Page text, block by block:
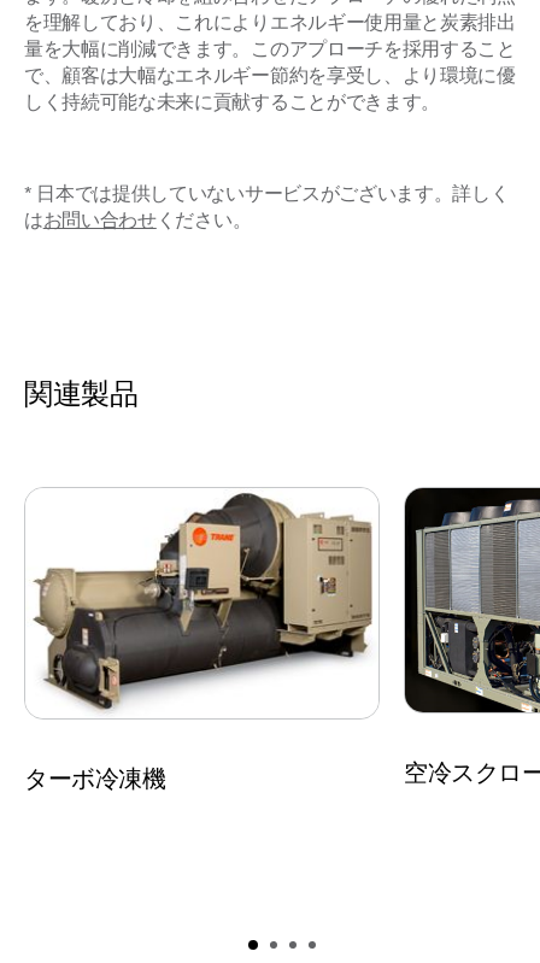
を理解しており、これによりエネルギー使用量と炭素排出
量を大幅に削減できます。このアプローチを採用すること
で、顧客は大幅なエネルギー節約を享受し、より環境に優
しく持続可能な未来に貢献することができます。
* 日本では提供していないサービスがございます。詳しく
はお問い合わせください。
関連製品
ターボ冷凍機 空冷スクロ